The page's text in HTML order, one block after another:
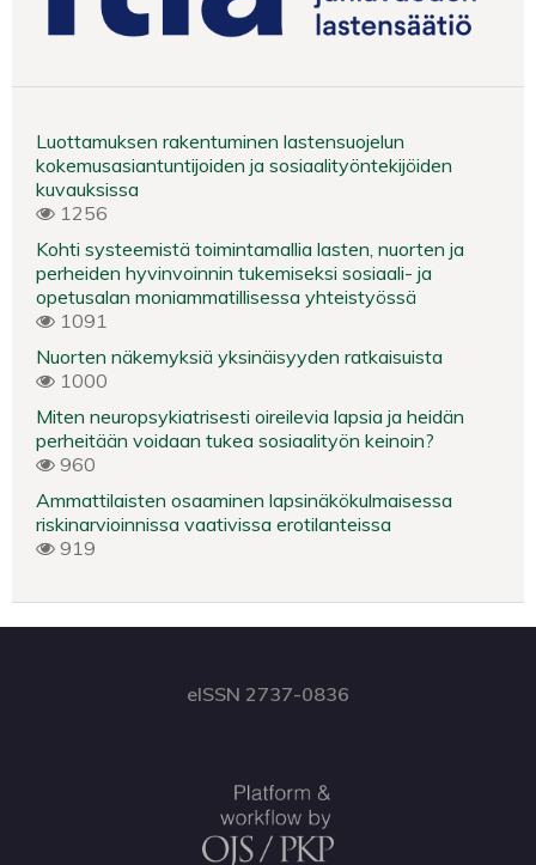
Luottamuksen rakentuminen lastensuojelun
kokemusasiantuntijoiden ja sosiaalityöntekijöiden
kuvauksissa
1256
Kohti systeemistä toimintamallia lasten, nuorten ja
perheiden hyvinvoinnin tukemiseksi sosiaali- ja
opetusalan moniammatillisessa yhteistyössä
1091
Nuorten näkemyksiä yksinäisyyden ratkaisuista
1000
Miten neuropsykiatrisesti oireilevia lapsia ja heidän
perheitään voidaan tukea sosiaalityön keinoin?
960
Ammattilaisten osaaminen lapsinäkökulmaisessa
riskinarvioinnissa vaativissa erotilanteissa
919
eISSN 2737-0836